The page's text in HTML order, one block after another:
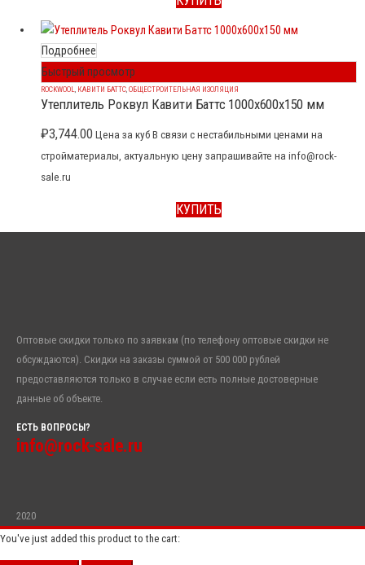
Подробнее
Быстрый просмотр
ROCKWOOL КАВИТИ БАТТС ОБЩЕСТРОИТЕЛЬНАЯ ИЗОЛЯЦИЯ
Утеплитель Роквул Кавити Баттс 1000x600x150 мм
₽3,744.00 Цена за куб В связи с нестабильными ценами на
стройматериалы, актуальную цену запрашивайте на info@rock-
sale.ru
КУПИТЬ
Оптовые скидки только по заявкам (по телефону оптовые скидки не
обсуждаются). Скидки на заказы суммой от 500 000 рублей
предоставляются только в случае если есть полные достоверные
данные об объекте.
ЕСТЬ ВОПРОСЫ?
info@rock-sale.ru
2020
You've just added this product to the cart: